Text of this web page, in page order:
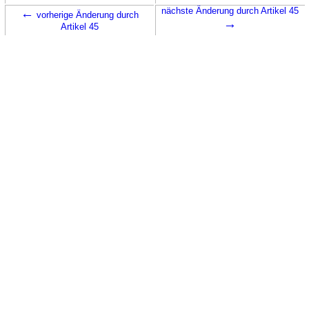
← vorherige Änderung durch
Artikel 45
nächste Änderung durch Artikel 45
→